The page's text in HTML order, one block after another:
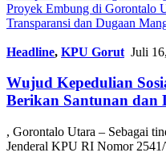
Proyek Embung di Gorontalo
Transparansi dan Dugaan
Headline, KPU Gorut Juli
Wujud Kepedulian
Berikan Santunan dan
, Gorontalo Utara – Sebagai
Jenderal KPU RI Nomor